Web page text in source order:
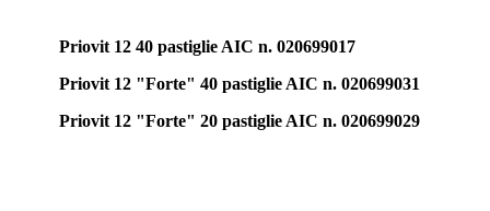
Priovit 12 40 pastiglie AIC n. 020699017
Priovit 12 "Forte" 40 pastiglie AIC n. 020699031
Priovit 12 "Forte" 20 pastiglie AIC n. 020699029